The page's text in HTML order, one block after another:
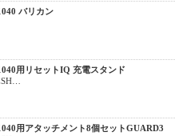
バリカン
用リセットIQ 充電スタンド
用アタッチメント8個セットGUARD3